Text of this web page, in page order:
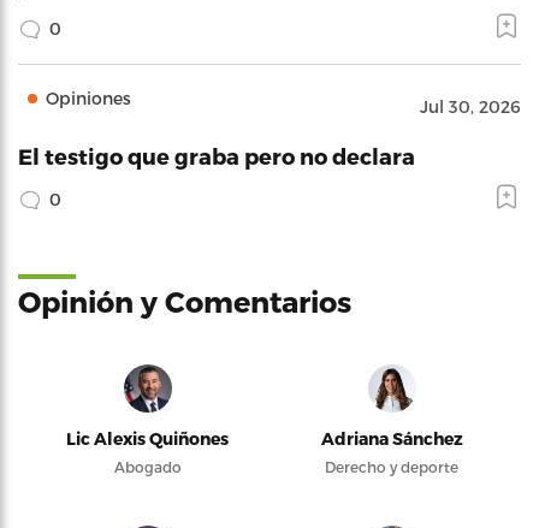
0
Opiniones Jul 30, 2026
El testigo que graba pero no declara
0
Opinión y Comentarios
Lic Alexis Quiñones
Abogado
Adriana Sánchez
Derecho y deporte